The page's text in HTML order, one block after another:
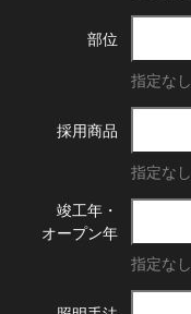
部位
指定なし
採用商品
指定なし
竣工年・
オープン年
指定なし